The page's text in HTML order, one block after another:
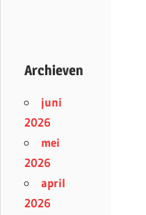
Archieven
juni
2026
mei
2026
april
2026